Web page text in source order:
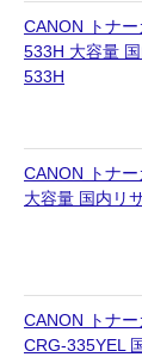
CANON トナ
533H 大容量
533H
CANON トナ
大容量 国内リ
CANON トナ
CRG-335YEL